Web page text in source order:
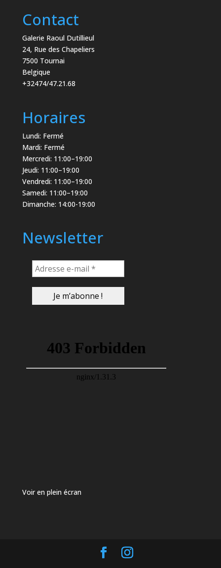
Contact
Galerie Raoul Dutillieul
24, Rue des Chapeliers
7500 Tournai
Belgique
+32474/47.21.68
Horaires
Lundi: Fermé
Mardi: Fermé
Mercredi: 11:00–19:00
Jeudi: 11:00–19:00
Vendredi: 11:00–19:00
Samedi: 11:00–19:00
Dimanche: 14:00-19:00
Newsletter
Voir en plein écran